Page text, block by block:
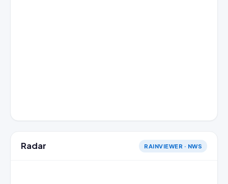
Radar RAINVIEWER · NWS